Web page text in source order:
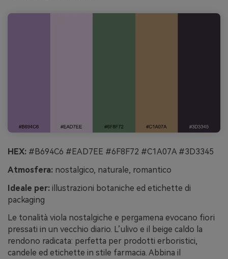
HEX: #B694C6 #EAD7EE #6F8F72 #C1A07A #3D3345
Atmosfera: nostalgico, naturale, romantico
Ideale per: illustrazioni botaniche ed etichette di
packaging
Le tonalità viola nostalgiche e pergamena evocano fiori
pressati in un vecchio diario. L’ulivo e il beige caldo la
rendono radicata: perfetta per prodotti erboristici,
candele ed etichette in stile farmacia. Abbina il